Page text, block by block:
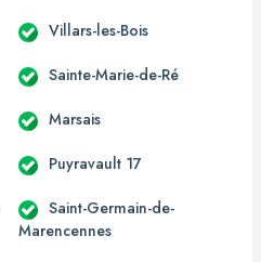
Villars-les-Bois
Sainte-Marie-de-Ré
Marsais
Puyravault 17
Saint-Germain-de-
Marencennes